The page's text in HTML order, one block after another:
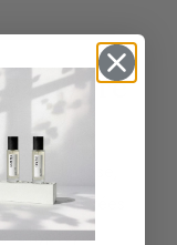
chypré
: la
la rose,
ambrées
Chypre)